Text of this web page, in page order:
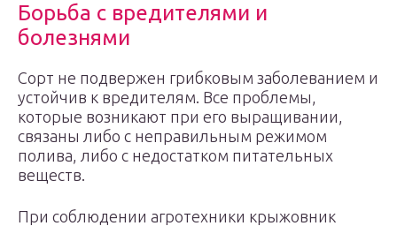
Борьба с вредителями и
болезнями
Сорт не подвержен грибковым заболеванием и
устойчив к вредителям. Все проблемы,
которые возникают при его выращивании,
связаны либо с неправильным режимом
полива, либо с недостатком питательных
веществ.
При соблюдении агротехники крыжовник